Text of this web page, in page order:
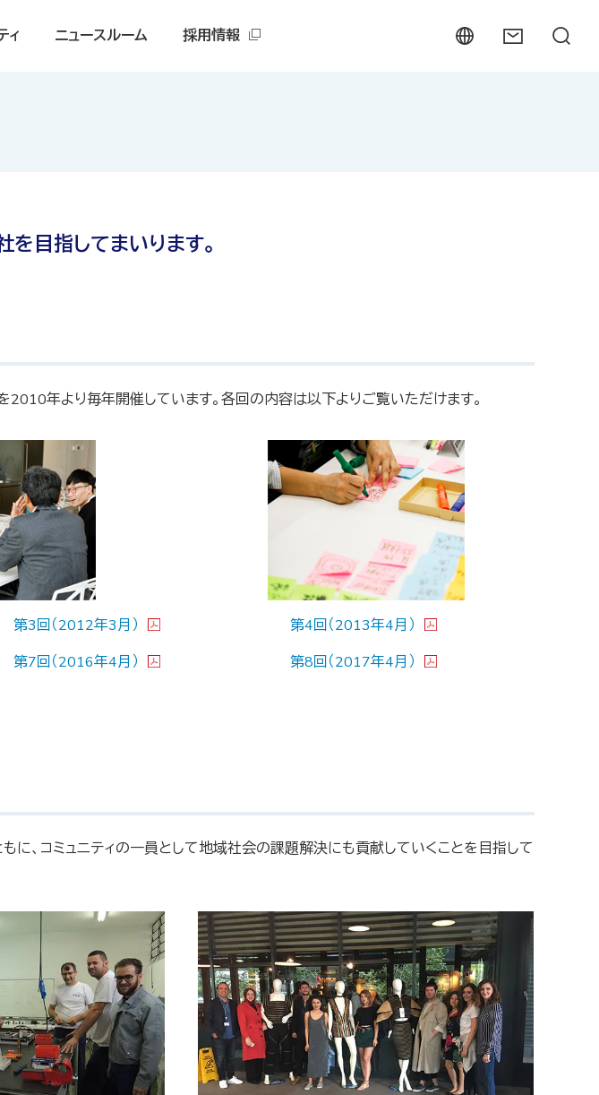
ィ ニュースルーム 採用情報
目指してまいります。
2010年より毎年開催しています。各回の内容は以下よりご覧いただけます。
第3回（2012年3月）
第4回（2013年4月）
第7回（2016年4月）
第8回（2017年4月）
、コミュニティの一員として地域社会の課題解決にも貢献していくことを目指して